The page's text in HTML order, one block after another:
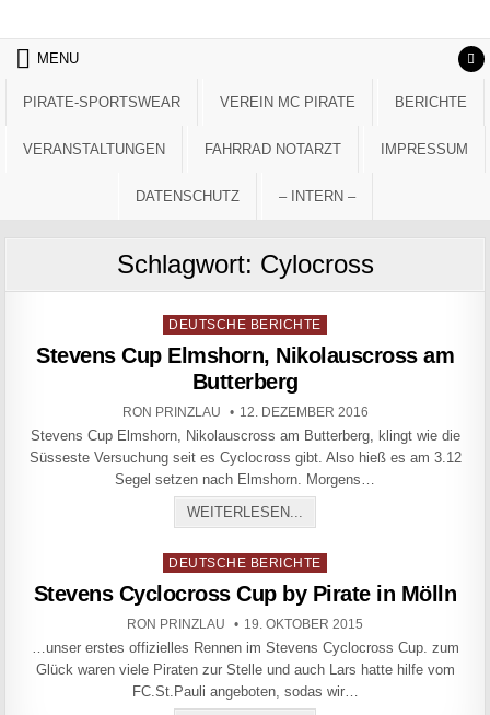
MENU
PIRATE-SPORTSWEAR VEREIN MC PIRATE BERICHTE
VERANSTALTUNGEN FAHRRAD NOTARZT IMPRESSUM
DATENSCHUTZ – INTERN –
Schlagwort: Cylocross
Posted in
DEUTSCHE BERICHTE
Stevens Cup Elmshorn, Nikolauscross am
Butterberg
AUTHOR:
RON PRINZLAU PUBLISHED DATE:
12. DEZEMBER 2016
Stevens Cup Elmshorn, Nikolauscross am Butterberg, klingt wie die
Süsseste Versuchung seit es Cyclocross gibt. Also hieß es am 3.12
Segel setzen nach Elmshorn. Morgens…
WEITERLESEN...
Posted in
DEUTSCHE BERICHTE
Stevens Cyclocross Cup by Pirate in Mölln
AUTHOR:
RON PRINZLAU PUBLISHED DATE:
19. OKTOBER 2015
…unser erstes offizielles Rennen im Stevens Cyclocross Cup. zum
Glück waren viele Piraten zur Stelle und auch Lars hatte hilfe vom
FC.St.Pauli angeboten, sodas wir…